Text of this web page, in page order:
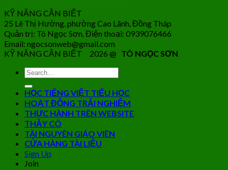
KỸ NĂNG CẦN BIẾT
25 Lê Thị Hường, phường Cao Lãnh, Đồng Tháp
Quản trị: Tô Ngọc Sơn. Điện thoại: 0939076466
Email: ngocsonweb@gmail.com
KỸ NĂNG CẦN BIẾT 2026 @ TÔ NGỌC SƠN
HỌC TIẾNG VIỆT TIỂU HỌC
HOẠT ĐỘNG TRẢI NGHIỆM
THỰC HÀNH TRÊN WEBSITE
THẦY CÔ
TÀI NGUYÊN GIÁO VIÊN
CỬA HÀNG TÀI LIỆU
Sign Up
Join